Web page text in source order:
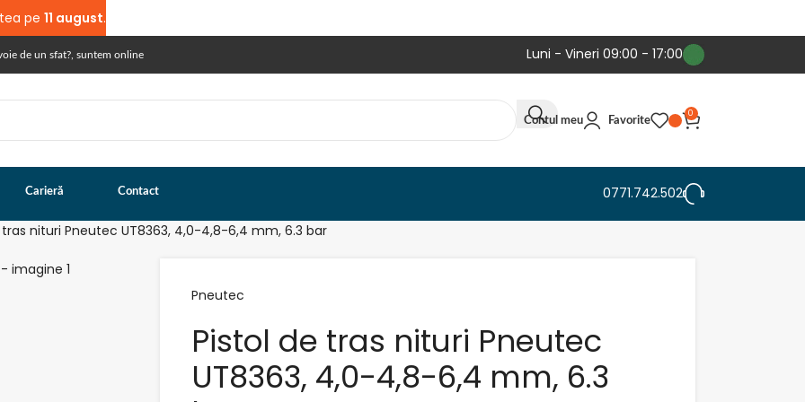
de un sfat?, suntem online Luni - Vineri 09:00 - 17:00
Contul meu Favorite
0
Carieră Contact 0771.742.502
nituri Pneutec UT8363, 4,0-4,8-6,4 mm, 6.3 bar
Pneutec
Pistol de tras nituri Pneutec
UT8363, 4,0-4,8-6,4 mm, 6.3
pe 11 august.